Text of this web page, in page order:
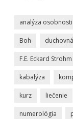
analýza osobnosti
Boh
F.E. Eckard Strohm
kabalýza
kurz liečenie
numerológia